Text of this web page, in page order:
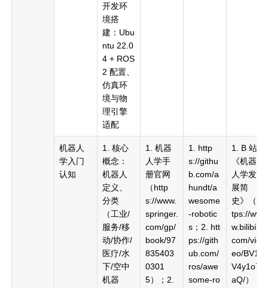
开发环
境搭
建：Ubu
ntu 22.0
4 + ROS
2 配置、
仿真环
境与物
理引擎
适配
机器人
学入门
认知
1. 核心
概念：
机器人
定义、
分类
（工业/
服务/移
动/协作/
医疗/水
下/空中
机器
1. 机器
人学手
册官网
（http
s://www.
springer.
com/gp/
book/97
835403
0301
5）；2.
1. http
s://githu
b.com/a
hundt/a
wesome
-robotic
s；2. htt
ps://gith
ub.com/
ros/awe
some-ro
1. B 站
《机器
人学发
展简
史》（ht
tps://ww
w.bilibili.
com/vid
eo/BV1f
V4y1o7
aQ/）；